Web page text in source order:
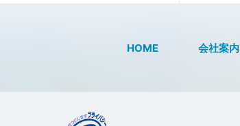
HOME 会社案内